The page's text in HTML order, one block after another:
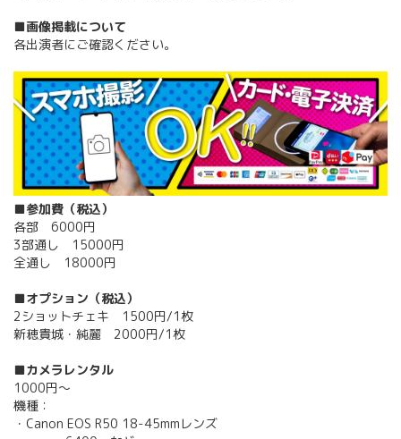
■画像掲載について
各出演者にご確認ください。
■参加費（税込）
各部 6000円
3部通し 15000円
全通し 18000円
■オプション（税込）
2ショットチェキ 1500円/1枚
新穂貴城・純麗 2000円/1枚
■カメラレンタル
1000円～
機種：
・Canon EOS R50 18-45mmレンズ